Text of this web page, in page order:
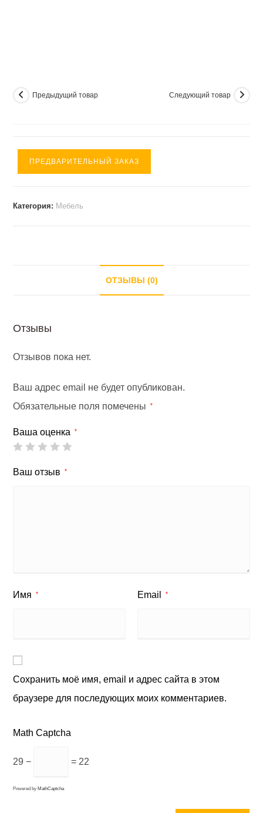
Предыдущий товар Следующий товар
ПРЕДВАРИТЕЛЬНЫЙ ЗАКАЗ
Категория: Мебель
ОТЗЫВЫ (0)
Отзывы
Отзывов пока нет.
Ваш адрес email не будет опубликован.
Обязательные поля помечены
*
Ваша оценка *
Ваш отзыв *
Имя * Email *
Сохранить моё имя, email и адрес сайта в этом
браузере для последующих моих комментариев.
Math Captcha
29 − = 22
Powered by MathCaptcha